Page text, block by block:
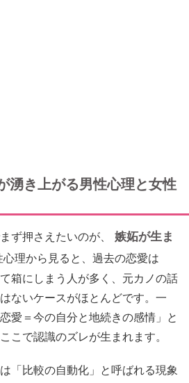
湧き上がる男性心理と女性
ず押さえたいのが、
嫉妬が生ま
心理から見ると、過去の恋愛は
箱にしまう人が多く、元カノの話
ないケースがほとんどです。一
愛＝今の自分と地続きの感情」と
こで認識のズレが生まれます。
「比較の自動化」と呼ばれる現象